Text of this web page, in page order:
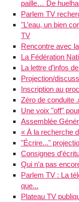
paille… De
Parlem TV
"L’eau, un bien
TV
Rencontre avec
La Fédération
La lettre d’infos
Projection/
Inscription au
Zéro de conduite
Une voix "off"
Assemblée
« À la recherche
"Écrire..."
Consignes
Qui n’a pas
Parlem TV : La
que...
Plateau TV